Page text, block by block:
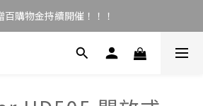
百購物金持續開催！！！